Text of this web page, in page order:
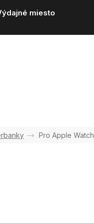
miesto
Pro Apple Watch